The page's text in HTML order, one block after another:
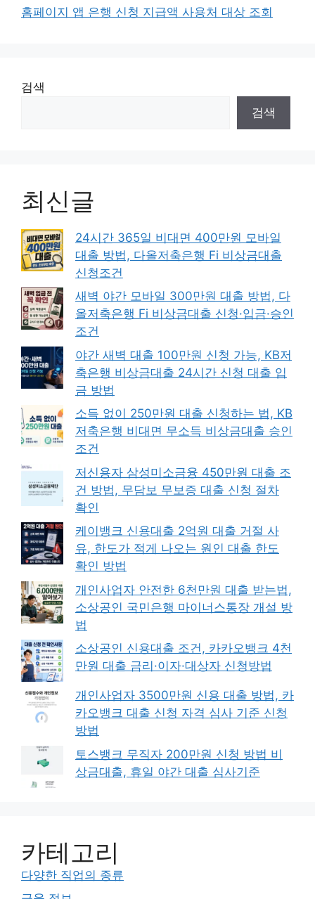
홈페이지 앱 은행 신청 지급액 사용처 대상 조회
검색
검색
최신글
24시간 365일 비대면 400만원 모바일
대출 방법, 다올저축은행 Fi 비상금대출
신청조건
새벽 야간 모바일 300만원 대출 방법, 다
올저축은행 Fi 비상금대출 신청·입금·승인
조건
야간 새벽 대출 100만원 신청 가능, KB저
축은행 비상금대출 24시간 신청 대출 입
금 방법
소득 없이 250만원 대출 신청하는 법, KB
저축은행 비대면 무소득 비상금대출 승인
조건
저신용자 삼성미소금융 450만원 대출 조
건 방법, 무담보 무보증 대출 신청 절차
확인
케이뱅크 신용대출 2억원 대출 거절 사
유, 한도가 적게 나오는 원인 대출 한도
확인 방법
개인사업자 안전한 6천만원 대출 받는법,
소상공인 국민은행 마이너스통장 개설 방
법
소상공인 신용대출 조건, 카카오뱅크 4천
만원 대출 금리·이자·대상자 신청방법
개인사업자 3500만원 신용 대출 방법, 카
카오뱅크 대출 신청 자격 심사 기준 신청
방법
토스뱅크 무직자 200만원 신청 방법 비
상금대출, 휴일 야간 대출 심사기준
카테고리
다양한 직업의 종류